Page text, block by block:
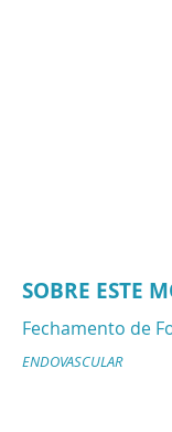
SOBRE ESTE
Fechamento de
ENDOVASCULAR